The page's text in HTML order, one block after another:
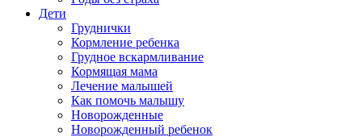
Дети
Груднички
Кормление ребенка
Грудное вскармливание
Кормящая мама
Лечение малышей
Как помочь малышу
Новорожденные
Новорожденный ребенок